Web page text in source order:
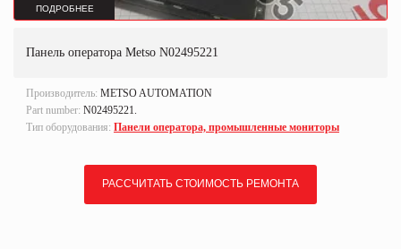
ПОДРОБНЕЕ
Панель оператора Metso N02495221
Производитель: METSO AUTOMATION
Part number: N02495221.
Тип оборудования: Панели оператора, промышленные мониторы
РАССЧИТАТЬ СТОИМОСТЬ РЕМОНТА